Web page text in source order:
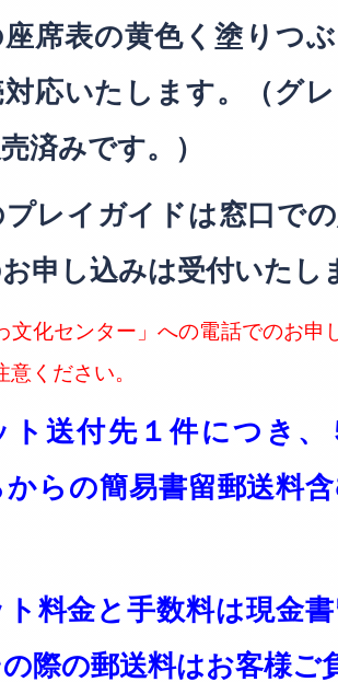
座席表の黄色く塗りつ
応いたします。（グ
済みです。）
レイガイドは窓口で
申し込みは受付いたし
化センター」への電話でのお申
ください。
送付先１件につき、
からの簡易書留郵送料
料金と手数料は現金
際の郵送料はお客様ご